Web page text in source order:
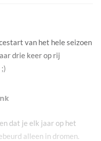
van het hele seizoen
drie keer op rij
dat je elk jaar op het
alleen in dromen.